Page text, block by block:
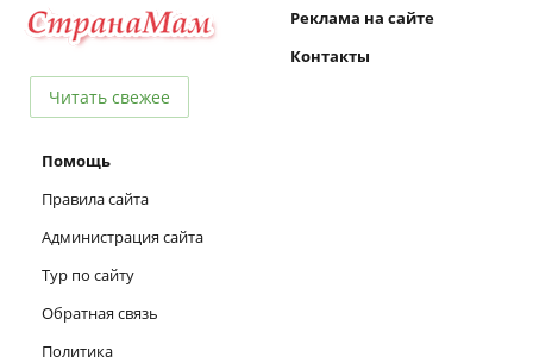
Читать свежее
Реклама на сайте
Контакты
Помощь
Правила сайта
Администрация сайта
Тур по сайту
Обратная связь
Политика